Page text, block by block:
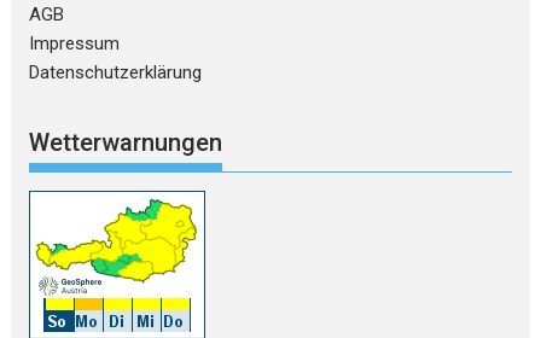
AGB
Impressum
Datenschutzerklärung
Wetterwarnungen